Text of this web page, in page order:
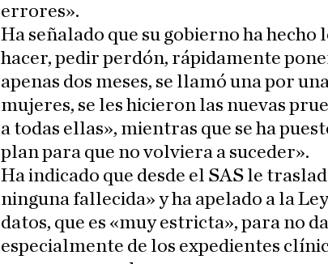
errores».
Ha señalado que su gobierno ha hecho
hacer, pedir perdón, rápidamente
apenas dos meses, se llamó una por
mujeres, se les hicieron las nuevas
a todas ellas», mientras que se ha
plan para que no volviera a suceder».
Ha indicado que desde el SAS le
ninguna fallecida» y ha apelado a la
datos, que es «muy estricta», para no
especialmente de los expedientes